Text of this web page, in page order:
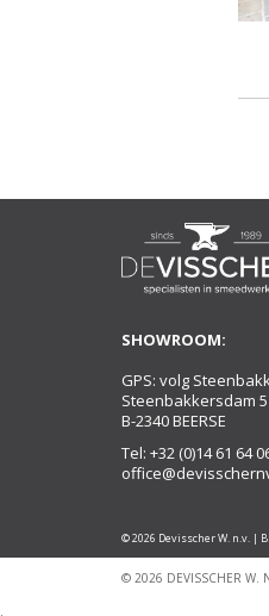
SHOWROOM:
GPS: volg
Steenbakkersdam 5
B-2340 BEERSE
Tel: +32 (0)14 61 64
© 2026 Devisscher W. n.v. |
© 2026 DEVISSCHER W.